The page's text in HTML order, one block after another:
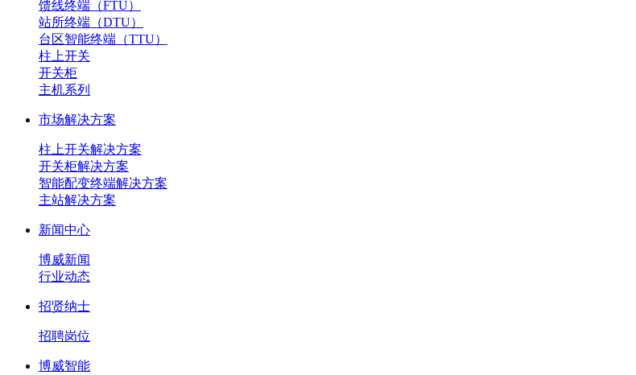
馈线终端（FTU）
站所终端（DTU）
台区智能终端（TTU）
柱上开关
开关柜
主机系列
市场解决方案
柱上开关解决方案
开关柜解决方案
智能配变终端解决方案
主站解决方案
新闻中心
博威新闻
行业动态
招贤纳士
招聘岗位
博威智能